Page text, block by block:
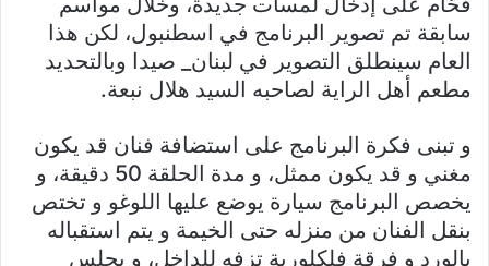
سابقة تم تصوير البرنامج في اسطنبول، لكن هذا
العام سينطلق التصوير في لبنان_ صيدا وبالتحديد
مطعم أهل الراية لصاحبه السيد هلال نبعة.
و تبنى فكرة البرنامج على استضافة فنان قد يكون
مغني و قد يكون ممثل، و مدة الحلقة 50 دقيقة، و
يخصص البرنامج سيارة يوضع عليها اللوغو و تختص
بنقل الفنان من منزله حتى الخيمة و يتم استقباله
بالورد و فرقة فلكلورية تزفه للداخل، و يجلس